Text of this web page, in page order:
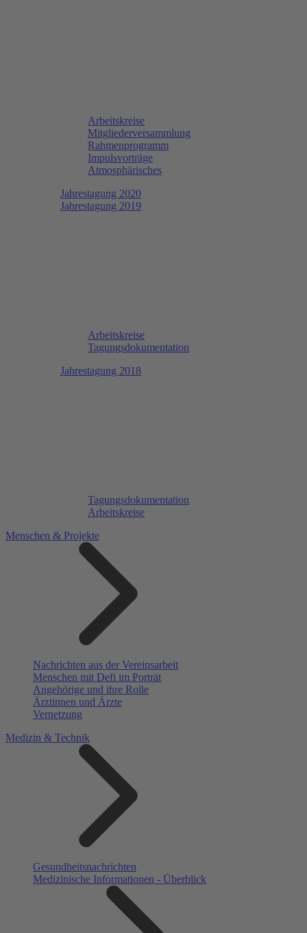
Arbeitskreise
Mitgliederversammlung
Rahmenprogramm
Impulsvorträge
Atmosphärisches
Jahrestagung 2020
Jahrestagung 2019
Arbeitskreise
Tagungsdokumentation
Jahrestagung 2018
Tagungsdokumentation
Arbeitskreise
Menschen & Projekte
Nachrichten aus der Vereinsarbeit
Menschen mit Defi im Porträt
Angehörige und ihre Rolle
Ärztinnen und Ärzte
Vernetzung
Medizin & Technik
Gesundheitsnachrichten
Medizinische Informationen - Überblick